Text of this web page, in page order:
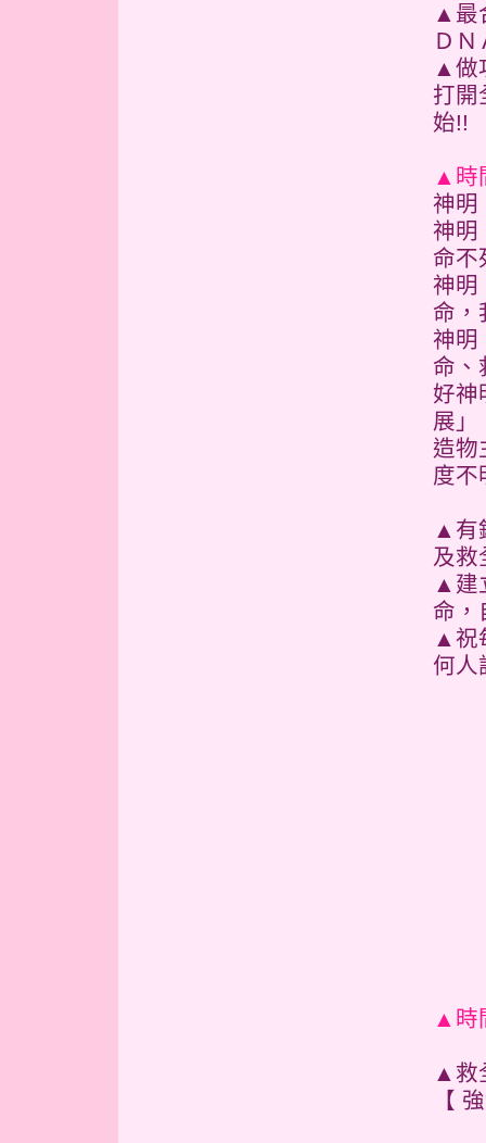
▲最
Ｄ
▲做
打開
始!!
▲時
神明
神明
命不
神明
命，
神明
命、
好神
展」
造物
度不
▲有
及救
▲建
命，
▲祝
何人
▲時
▲救
【